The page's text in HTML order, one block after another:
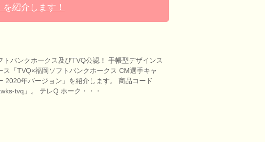
紹介します！
トバンクホークス及びTVQ公認！ 手帳型デザインス
ス「TVQ×福岡ソフトバンクホークス CM選手キャ
2020年バージョン」を紹介します。 商品コード
tvq」。 テレQ ホーク・・・